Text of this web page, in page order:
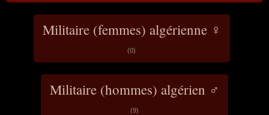
Militaire (femmes) algérienne ♀
(0)
Militaire (hommes) algérien ♂
(9)